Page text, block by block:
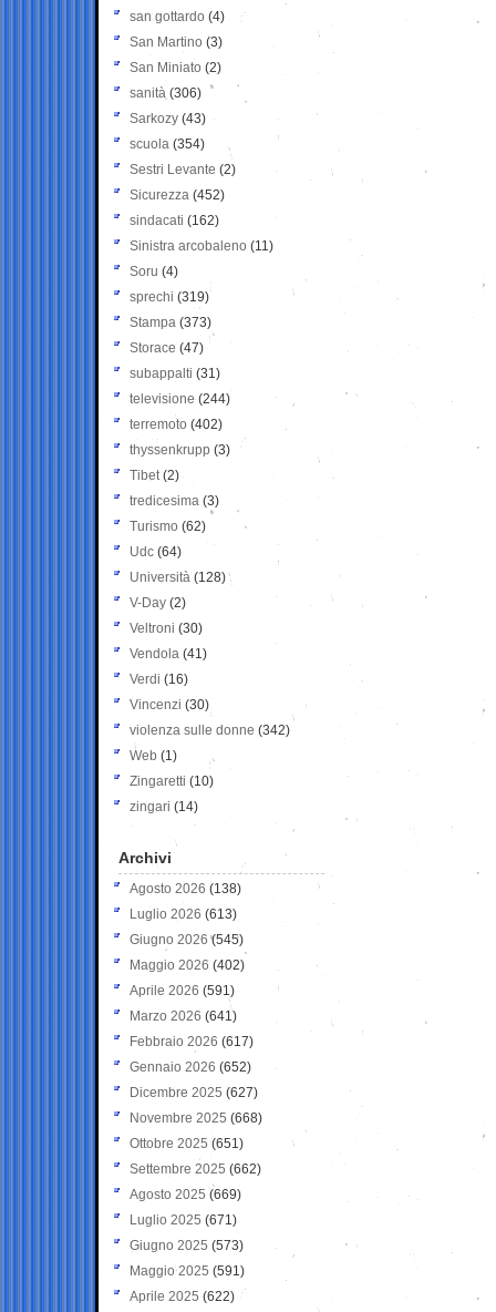
san gottardo (4)
San Martino (3)
San Miniato (2)
sanità (306)
Sarkozy (43)
scuola (354)
Sestri Levante (2)
Sicurezza (452)
sindacati (162)
Sinistra arcobaleno (11)
Soru (4)
sprechi (319)
Stampa (373)
Storace (47)
subappalti (31)
televisione(244)
terremoto (402)
thyssenkrupp (3)
Tibet(2)
tredicesima (3)
Turismo (62)
Udc (64)
Università (128)
V-Day (2)
Veltroni (30)
Vendola (41)
Verdi (16)
Vincenzi (30)
violenza sulle donne (342)
Web (1)
Zingaretti (10)
zingari (14)
Archivi
Agosto 2026 (138)
Luglio 2026 (613)
Giugno 2026 (545)
Maggio 2026 (402)
Aprile 2026 (591)
Marzo 2026 (641)
Febbraio 2026 (617)
Gennaio 2026 (652)
Dicembre 2025 (627)
Novembre 2025 (668)
Ottobre 2025 (651)
Settembre 2025 (662)
Agosto 2025 (669)
Luglio 2025 (671)
Giugno 2025 (573)
Maggio 2025 (591)
Aprile 2025 (622)